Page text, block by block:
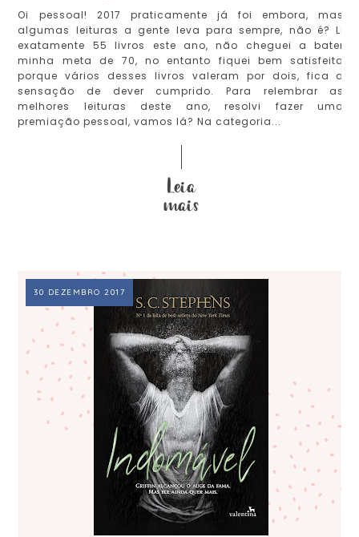
Oi pessoal! 2017 praticamente já foi embora, mas
algumas leituras a gente leva para sempre, não é? Li
exatamente 55 livros este ano, não cheguei a bater
minha meta de 70, no entanto fiquei bem satisfeita
porque vários desses livros valeram por dois, fica a
sensação de dever cumprido. Para relembrar as
melhores leituras deste ano, resolvi fazer uma
premiação pessoal, vamos lá? Na categoria...
30 DEZEMBRO 2017